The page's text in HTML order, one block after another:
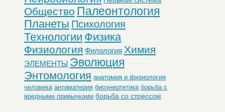
Общество Палеонтология
Планеты Психология
Технологии Физика
Физиология Филология Химия
ЭЛЕМЕНТЫ Эволюция
Энтомология анатомия и физиология
человека антиматерия биоэнергетика борьба с
вредными привычками борьба со стрессом